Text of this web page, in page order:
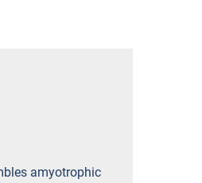
amyotrophic